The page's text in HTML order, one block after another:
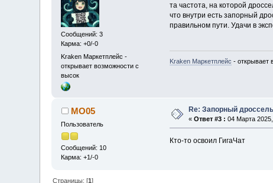
Сообщений: 3
Карма: +0/-0
Kraken Маркетплейс -
открывает возможности с
высок
та частота, на которой
что внутри есть запорный
правильном пути. Удачи в
Kraken Маркетплейс - открывает
MO05
Пользователь
Сообщений: 10
Карма: +1/-0
Re: Запорный
«Ответ #3 : 04 Марта
Кто-то освоил ГигаЧат
Страницы: [1]